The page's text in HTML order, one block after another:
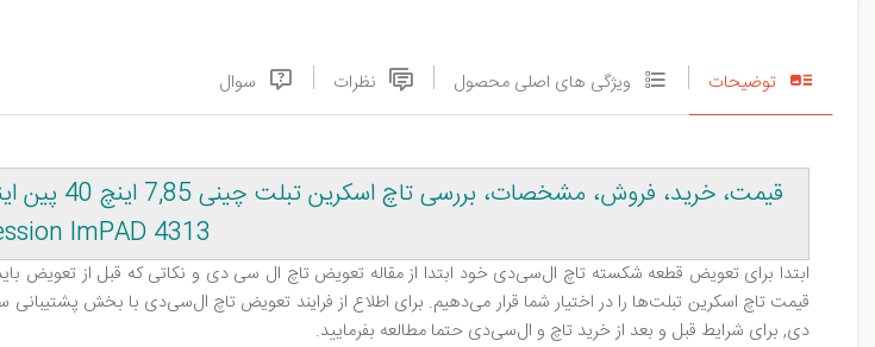
توضیحات ویژگی های اصلی محصول نظرات سوال
ImPAD 4313
ابتدا برای تعویض قطعه شکسته تاچ ال‌سی‌دی خود ابتدا از مقاله تعویض تاچ ال‌ سی‌ دی و نکاتی که قبل از تعویض
قیمت تاچ اسکرین تبلت‌ها را در اختیار شما قرار می‌دهیم. برای اطلاع از فرایند تعویض تاچ ال‌سی‌دی با بخش
دی, برای شرایط قبل و بعد از خرید تاچ و ال‌سی‌دی حتما مطالعه بفرمایید.